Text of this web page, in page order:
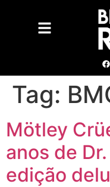
Tag:
Mötley
anos de
edição